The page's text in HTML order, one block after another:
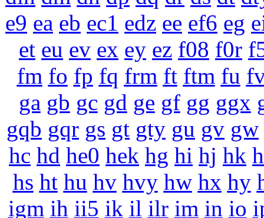
e9 ea eb ec1 edz ee ef6 eg
et eu ev ex ey ez f08 f0r
fm fo fp fq frm ft ftm fu
ga gb gc gd ge gf gg ggx
gqb gqr gs gt gty gu gv gw
hc hd he0 hek hg hi hj hk
hs ht hu hv hvy hw hx hy
igm ih ii5 ik il ilr im in io